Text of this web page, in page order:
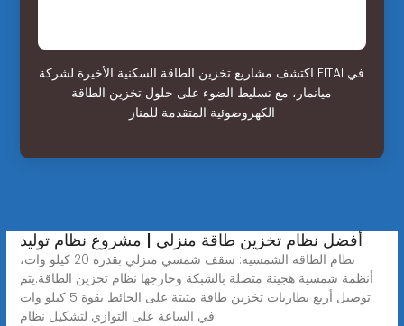
اكتشف مشاريع تخزين الطاقة السكنية الأخيرة لشركة EITAI في
ميانمار، مع تسليط الضوء على حلول تخزين الطاقة
الكهروضوئية المتقدمة للمناز
أفضل نظام تخزين طاقة منزلي | مشروع نظام توليد
نظام الطاقة الشمسية: سقف شمسي منزلي بقدرة 20 كيلو وات،
أنظمة شمسية هجينة متصلة بالشبكة وخارجها نظام تخزين الطاقة:يتم
توصيل أربع بطاريات تخزين طاقة مثبتة على الحائط بقوة 5 كيلو وات
في الساعة على التوازي لتشكيل نظام